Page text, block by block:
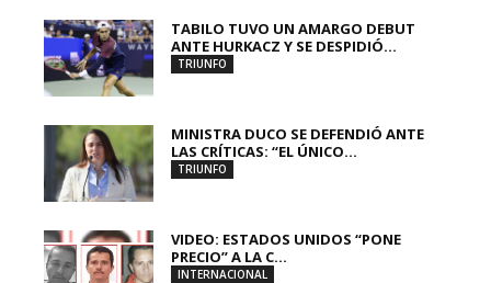
TABILO TUVO UN AMARGO DEBUT
ANTE HURKACZ Y SE DESPIDIÓ...
TRIUNFO
MINISTRA DUCO SE DEFENDIÓ ANTE
LAS CRÍTICAS: “EL ÚNICO...
TRIUNFO
VIDEO: ESTADOS UNIDOS “PONE
PRECIO” A LA C...
INTERNACIONAL